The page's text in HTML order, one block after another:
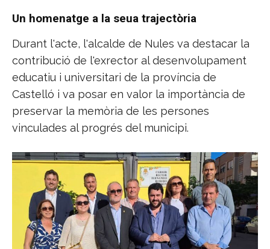
Un homenatge a la seua trajectòria
Durant l'acte, l'alcalde de Nules va destacar la
contribució de l'exrector al desenvolupament
educatiu i universitari de la província de
Castelló i va posar en valor la importància de
preservar la memòria de les persones
vinculades al progrés del municipi.